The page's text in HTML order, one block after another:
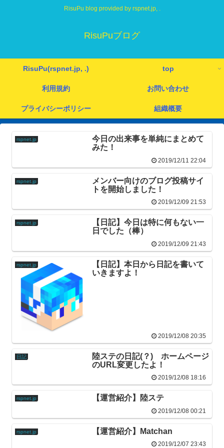
RisuPu blog provided by rspnet.jp, .
RisuPuブログ
RisuPu(rspnet.jp, .) top
利用規約 お問い合わせ
プライバシーポリシー 組織概要
rspnet.jp
今日の出来事を単純にまとめて
みた！
2019/12/11 22:04
rspnet.jp
メンバー向けのブログ投稿サイ
トを開始しました！
2019/12/09 21:53
rspnet.jp
【日記】今日は特に何もない一
日でした（棒）
2019/12/09 21:43
rspnet.jp
【日記】本日から日記を書いて
いきますよ！
2019/12/08 20:35
日記
陸ステの日記(？) ホームページ
のURL変更したよ！
2019/12/08 18:16
rspnet.jp 【運営紹介】陸ステ
2019/12/08 00:21
rspnet.jp 【運営紹介】Matchan
2019/12/07 23:43